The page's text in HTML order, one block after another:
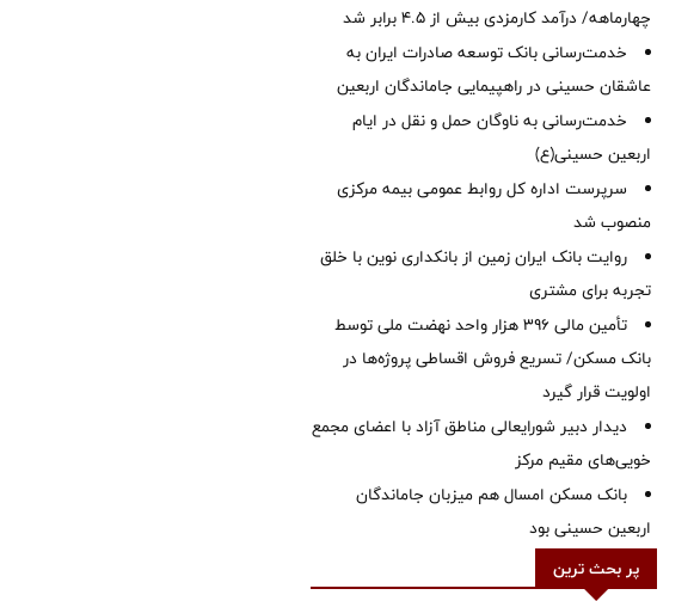
چهارماهه/ درآمد کارمزدی بیش از ۴.۵ برابر شد
خدمت‌رسانی بانک توسعه صادرات ایران به
عاشقان حسینی در راهپیمایی جاماندگان اربعین
خدمت‌رسانی به ناوگان حمل و نقل در ایام
اربعین حسینی(ع)
سرپرست اداره کل روابط عمومی بیمه مرکزی
منصوب شد
روایت بانک ایران زمین از بانکداری نوین با خلق
تجربه برای مشتری
تأمین مالی ۳۹۶ هزار واحد نهضت ملی توسط
بانک مسکن/ تسریع فروش اقساطی پروژه‌ها در
اولویت قرار گیرد
دیدار دبیر شورایعالی مناطق آزاد با اعضای مجمع
خویی‌های مقیم مرکز
بانک مسکن امسال هم میزبان جاماندگان
اربعین حسینی بود
پر بحث ترین